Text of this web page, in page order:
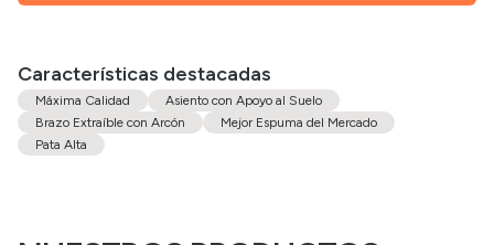
Características destacadas
Máxima Calidad
Asiento con Apoyo al Suelo
Brazo Extraíble con Arcón
Mejor Espuma del Mercado
Pata Alta